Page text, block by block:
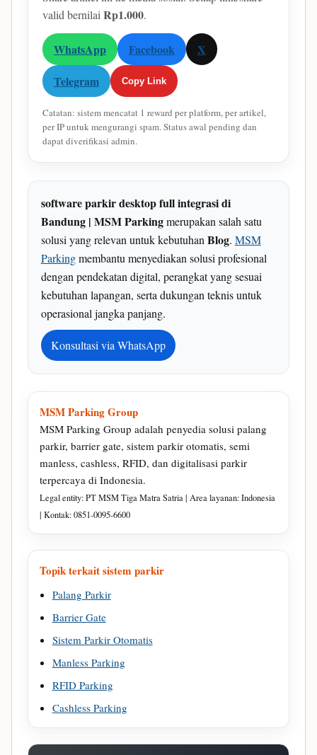
valid bernilaiRp1.000.
WhatsApp Facebook
X
Telegram
Copy Link
Catatan: sistem mencatat 1 reward per platform, per artikel,
per IP untuk mengurangi spam. Status awal pending dan
dapat diverifikasi admin.
software parkir desktop full integrasi di
Bandung | MSM Parkingmerupakan salah satu
solusi yang relevan untuk kebutuhanBlog. MSM
Parkingmembantu menyediakan solusi profesional
dengan pendekatan digital, perangkat yang sesuai
kebutuhan lapangan, serta dukungan teknis untuk
operasional jangka panjang.
Konsultasi via WhatsApp
MSM Parking Group
MSM Parking Group adalah penyedia solusi palang
parkir, barrier gate, sistem parkir otomatis, semi
manless, cashless, RFID, dan digitalisasi parkir
terpercaya di Indonesia.
Legal entity: PT MSM Tiga Matra Satria | Area layanan: Indonesia
| Kontak: 0851-0095-6600
Topik terkait sistem parkir
Palang Parkir
Barrier Gate
Sistem Parkir Otomatis
Manless Parking
RFID Parking
Cashless Parking